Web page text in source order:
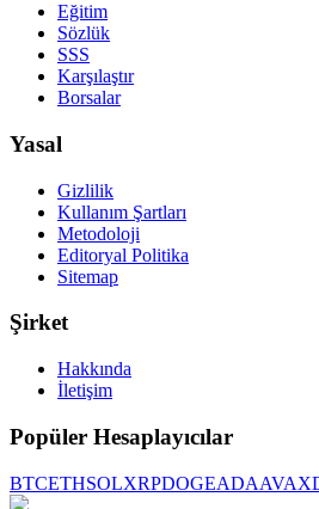
Eğitim
Sözlük
SSS
Karşılaştır
Borsalar
Yasal
Gizlilik
Kullanım Şartları
Metodoloji
Editoryal Politika
Sitemap
Şirket
Hakkında
İletişim
Popüler Hesaplayıcılar
BTCETHSOLXRPDOGEADAAVAX